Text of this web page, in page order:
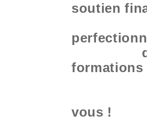
soutien
du
formations
vous !